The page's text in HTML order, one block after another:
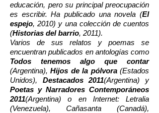
educación, pero su principal preocupación
es escribir. Ha publicado una novela (El
espejo, 2010) y una colección de cuentos
(Historias del barrio, 2011).
Varios de sus relatos y poemas se
encuentran publicados en antologías como
Todos tenemos algo que contar
(Argentina),Hijos de la pólvora(Estados
Unidos), Destacados 2011(Argentina) y
Poetas y Narradores Contemporáneos
2011(Argentina) o en Internet: Letralia
(Venezuela), Cañasanta (Canadá),